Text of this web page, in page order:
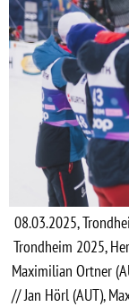
08.03.2025,
Trondheim 2025,
Maximilian Ortner
// Jan Hörl (AUT),